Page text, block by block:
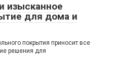
изысканное
для дома и
покрытия приносит все
решения для